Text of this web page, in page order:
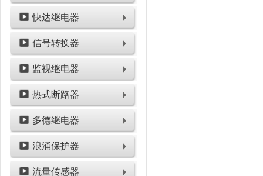
快达继电器
信号转换器
监视继电器
热式断路器
多德继电器
浪涌保护器
流量传感器